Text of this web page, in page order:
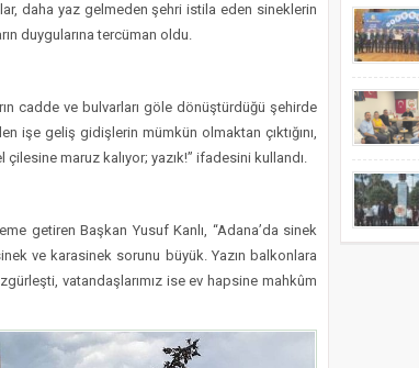
daha yaz gelmeden şehri istila eden sineklerin
duygularına tercüman oldu.
cadde ve bulvarları göle dönüştürdüğü şehirde
işe geliş gidişlerin mümkün olmaktan çıktığını,
maruz kalıyor; yazık!” ifadesini kullandı.
getiren Başkan Yusuf Kanlı, “Adana’da sinek
ve karasinek sorunu büyük. Yazın balkonlara
vatandaşlarımız ise ev hapsine mahkûm